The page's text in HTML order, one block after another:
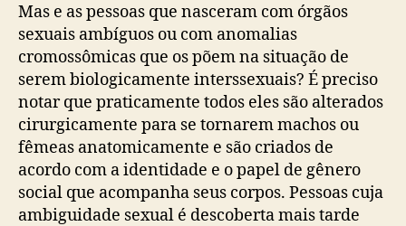
Mas e as pessoas que nasceram com órgãos
sexuais ambíguos ou com anomalias
cromossômicas que os põem na situação de
serem biologicamente interssexuais? É preciso
notar que praticamente todos eles são alterados
cirurgicamente para se tornarem machos ou
fêmeas anatomicamente e são criados de
acordo com a identidade e o papel de gênero
social que acompanha seus corpos. Pessoas cuja
ambiguidade sexual é descoberta mais tarde